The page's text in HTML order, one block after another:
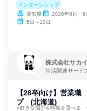
インターンシップ
愛知県
2026年8月・9
5日～10日
株式会社サカ
生活関連サービ
【28卒向け】営業
プ (北海道)
⭐好きな場所＆時期を選べる